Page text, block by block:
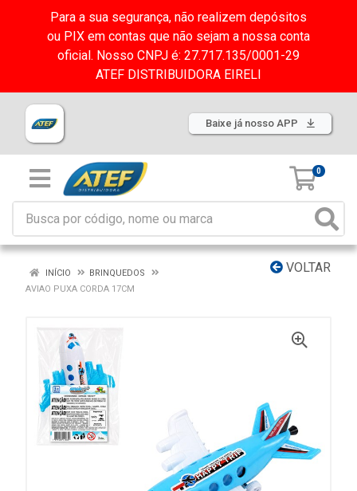
Para a sua segurança, não realizem depósitos
ou PIX em contas que não sejam a nossa conta
oficial. Nosso CNPJ é: 27.717.135/0001-29
ATEF DISTRIBUIDORA EIRELI
Baixe já nosso APP
0
VOLTAR
INÍCIO
BRINQUEDOS
AVIAO PUXA CORDA 17CM